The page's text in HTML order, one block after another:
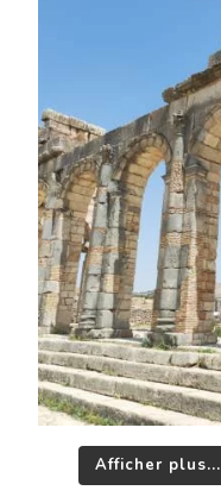
Afficher plus...